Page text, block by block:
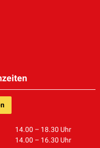
14.00 – 18.30 Uhr
14.00 – 16.30 Uhr